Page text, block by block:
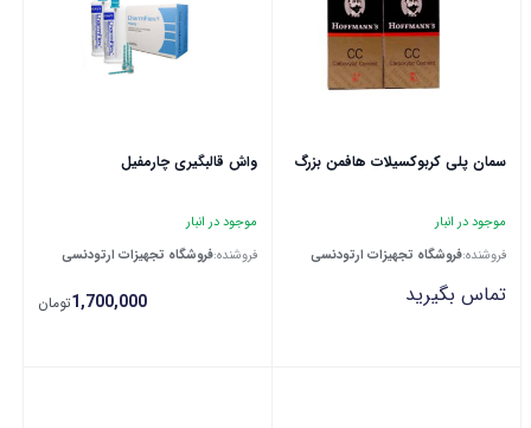
سمان پلی کربوکسیلات هافمن بزرگ
موجود در انبار
فروشنده:فروشگاه تجهیزات ارتودنسی
تماس بگیرید
واش قالبگیری چارمفیل
موجود در انبار
فروشنده:فروشگاه تجهیزات ارتودنسی
1,700,000تومان